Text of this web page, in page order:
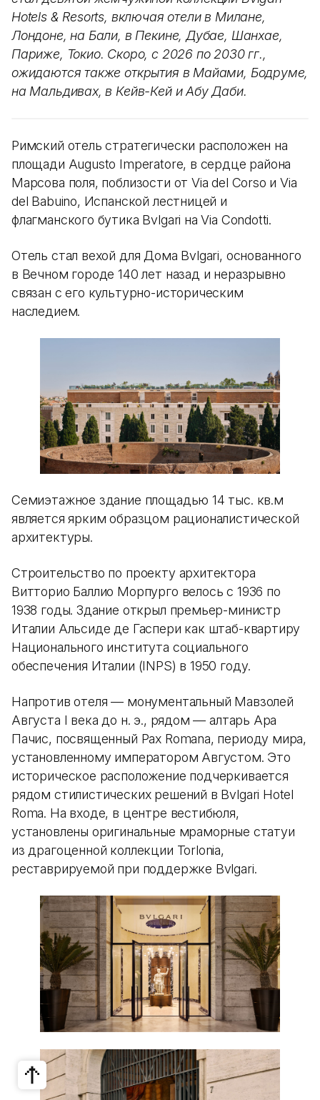
Hotels & Resorts, включая отели в Милане,
Лондоне, на Бали, в Пекине, Дубае, Шанхае,
Париже, Токио. Скоро, с 2026 по 2030 гг.,
ожидаются также открытия в Майами, Бодруме,
на Мальдивах, в Кейв-Кей и Абу Даби.
Римский отель стратегически расположен на
площади Augusto Imperatore, в сердце района
Марсова поля, поблизости от Via del Corso и Via
del Babuino, Испанской лестницей и
флагманского бутика Bvlgari на Via Condotti.
Отель стал вехой для Дома Bvlgari, основанного
в Вечном городе 140 лет назад и неразрывно
связан с его культурно-историческим
наследием.
Семиэтажное здание площадью 14 тыс. кв.м
является ярким образцом рационалистической
архитектуры.
Строительство по проекту архитектора
Витторио Баллио Морпурго велось с 1936 по
1938 годы. Здание открыл премьер-министр
Италии Альсиде де Гаспери как штаб-квартиру
Национального института социального
обеспечения Италии (INPS) в 1950 году.
Напротив отеля — монументальный Мавзолей
Августа I века до н. э., рядом — алтарь Ара
Пачис, посвященный Pax Romana, периоду мира,
установленному императором Августом. Это
историческое расположение подчеркивается
рядом стилистических решений в Bvlgari Hotel
Roma. На входе, в центре вестибюля,
установлены оригинальные мраморные статуи
из драгоценной коллекции Torlonia,
реставрируемой при поддержке Bvlgari.